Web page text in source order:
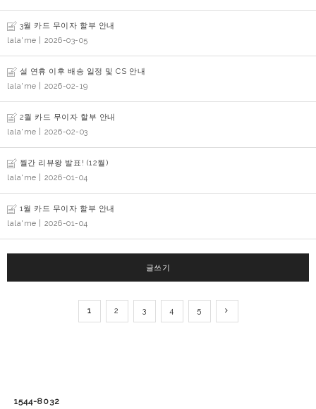
3월 카드 무이자 할부 안내
lala'me
| 2026-03-05
설 연휴 이후 배송 일정 및 CS 안내
lala'me
| 2026-02-19
2월 카드 무이자 할부 안내
lala'me
| 2026-02-03
월간 리뷰왕 발표! (12월)
lala'me
| 2026-01-04
1월 카드 무이자 할부 안내
lala'me
| 2026-01-04
글쓰기
1 2 3 4 5
1544-8032